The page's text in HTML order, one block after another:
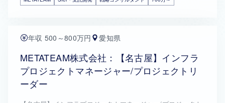
年収 500～800万円 愛知県
METATEAM株式会社：【名古屋】インフラ
プロジェクトマネージャー/プロジェクトリ
ーダー